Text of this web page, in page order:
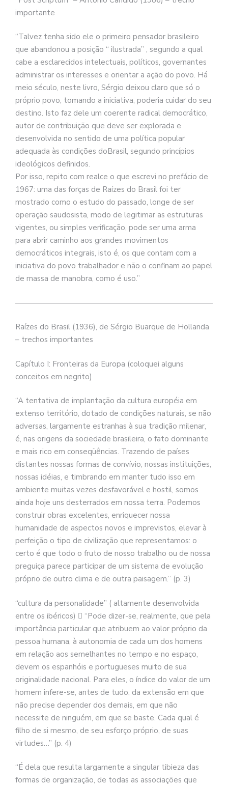
importante
“Talvez tenha sido ele o primeiro pensador brasileiro
que abandonou a posição “ ilustrada” , segundo a qual
cabe a esclarecidos intelectuais, políticos, governantes
administrar os interesses e orientar a ação do povo. Há
meio século, neste livro, Sérgio deixou claro que só o
próprio povo, tomando a iniciativa, poderia cuidar do seu
destino. Isto faz dele um coerente radical democrático,
autor de contribuição que deve ser explorada e
desenvolvida no sentido de uma política popular
adequada às condições doBrasil, segundo princípios
ideológicos definidos.
Por isso, repito com realce o que escrevi no prefácio de
1967: uma das forças de Raízes do Brasil foi ter
mostrado como o estudo do passado, longe de ser
operação saudosista, modo de legitimar as estruturas
vigentes, ou simples verificação, pode ser uma arma
para abrir caminho aos grandes movimentos
democráticos integrais, isto é, os que contam com a
iniciativa do povo trabalhador e não o confinam ao papel
de massa de manobra, como é uso.”
——————————————————————————–
Raízes do Brasil (1936), de Sérgio Buarque de Hollanda
– trechos importantes
Capítulo I: Fronteiras da Europa (coloquei alguns
conceitos em negrito)
“A tentativa de implantação da cultura européia em
extenso território, dotado de condições naturais, se não
adversas, largamente estranhas à sua tradição milenar,
é, nas origens da sociedade brasileira, o fato dominante
e mais rico em conseqüências. Trazendo de países
distantes nossas formas de convívio, nossas instituições,
nossas idéias, e timbrando em manter tudo isso em
ambiente muitas vezes desfavorável e hostil, somos
ainda hoje uns desterrados em nossa terra. Podemos
construir obras excelentes, enriquecer nossa
humanidade de aspectos novos e imprevistos, elevar à
perfeição o tipo de civilização que representamos: o
certo é que todo o fruto de nosso trabalho ou de nossa
preguiça parece participar de um sistema de evolução
próprio de outro clima e de outra paisagem.” (p. 3)
“cultura da personalidade” ( altamente desenvolvida
entre os ibéricos)  “Pode dizer-se, realmente, que pela
importância particular que atribuem ao valor próprio da
pessoa humana, à autonomia de cada um dos homens
em relação aos semelhantes no tempo e no espaço,
devem os espanhóis e portugueses muito de sua
originalidade nacional. Para eles, o índice do valor de um
homem infere-se, antes de tudo, da extensão em que
não precise depender dos demais, em que não
necessite de ninguém, em que se baste. Cada qual é
filho de si mesmo, de seu esforço próprio, de suas
virtudes…” (p. 4)
“É dela que resulta largamente a singular tibieza das
formas de organização, de todas as associações que